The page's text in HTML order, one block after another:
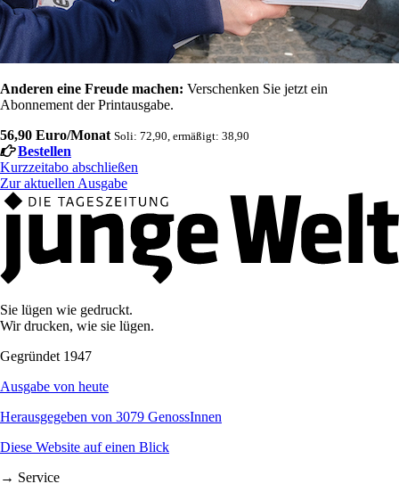
Anderen eine Freude machen: Verschenken Sie jetzt ein
Abonnement der Printausgabe.
56,90 Euro/Monat Soli: 72,90, ermäßigt: 38,90
Bestellen
Kurzzeitabo abschließen
Zur aktuellen Ausgabe
Sie lügen wie gedruckt.
Wir drucken, wie sie lügen.
Gegründet 1947
Ausgabe von heute
Herausgegeben von 3079 GenossInnen
Diese Website auf einen Blick
→ Service